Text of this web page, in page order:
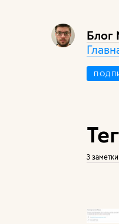
Блог
3 заметки